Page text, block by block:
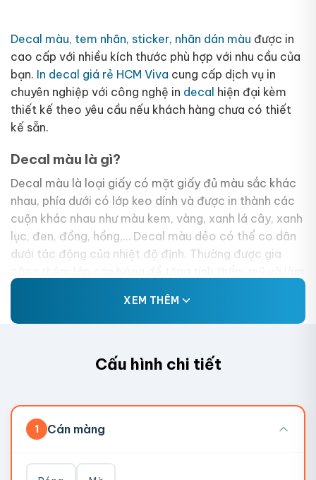
Decal màu, tem nhãn, sticker, nhãn dán màu được in
cao cấp với nhiều kích thước phù hợp với nhu cầu của
bạn. In decal giá rẻ HCM Viva cung cấp dịch vụ in
chuyên nghiệp với công nghệ in decal hiện đại kèm
thiết kế theo yêu cầu nếu khách hàng chưa có thiết
kế sẵn.
Decal màu là gì?
Decal màu là loại giấy có mặt giấy đủ màu sắc khác
nhau, phía dưới có lớp keo dính và được in thành các
cuộn khác nhau như màu kem, vàng, xanh lá cây, xanh
lục, đen, đồng, hồng,… Decal màu dẻo có thể co dãn
dưới tác động của nhiệt độ định. Thường được gia
XEM THÊM
Cấu hình chi tiết
1 Cán màng